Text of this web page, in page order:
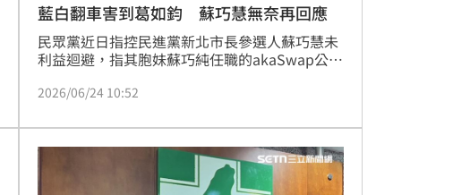
藍白翻車害到葛如鈞 蘇巧慧無奈再回應
民眾黨近日指控民進黨新北市長參選人蘇巧慧未
利益迴避，指其胞妹蘇巧純任職的akaSwap公司
爆出國民黨立委葛如鈞才是威如股東，還曾在
葛如鈞突然將其販售NFT的群組解散。對此，蘇
巧慧今（24）日受訪時強調，蘇巧純並非威如的
員工、股東或經營者，「難道國民黨是要質疑我
是在幫葛如鈞委員爭取資源嗎？」
2026/06/24 10:52